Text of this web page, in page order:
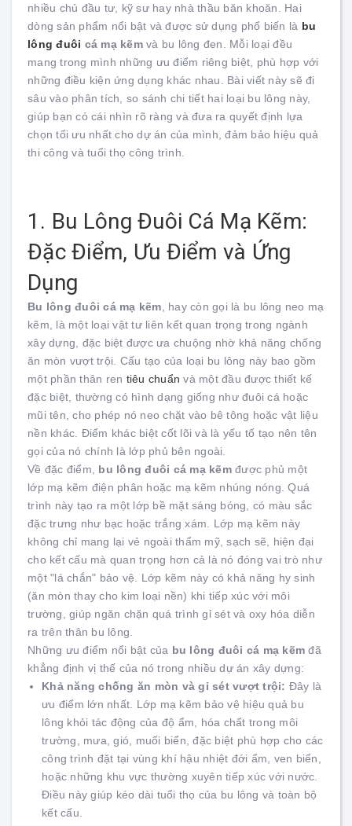
nhiều chủ đầu tư, kỹ sư hay nhà thầu băn khoăn. Hai
dòng sản phẩm nổi bật và được sử dụng phổ biến là bu
lông đuôi cá mạ kẽmvà bu lông đen. Mỗi loại đều
mang trong mình những ưu điểm riêng biệt, phù hợp với
những điều kiện ứng dụng khác nhau. Bài viết này sẽ đi
sâu vào phân tích, so sánh chi tiết hai loại bu lông này,
giúp bạn có cái nhìn rõ ràng và đưa ra quyết định lựa
chọn tối ưu nhất cho dự án của mình, đảm bảo hiệu quả
thi công và tuổi thọ công trình.
1. Bu Lông Đuôi Cá Mạ Kẽm:
Đặc Điểm, Ưu Điểm và Ứng
Dụng
Bu lông đuôi cá mạ kẽm , hay còn gọi là bu lông neo mạ
kẽm, là một loại vật tư liên kết quan trọng trong ngành
xây dựng, đặc biệt được ưa chuộng nhờ khả năng chống
ăn mòn vượt trội. Cấu tạo của loại bu lông này bao gồm
một phần thân ren tiêu chuẩn và một đầu được thiết kế
đặc biệt, thường có hình dạng giống như đuôi cá hoặc
mũi tên, cho phép nó neo chặt vào bê tông hoặc vật liệu
nền khác. Điểm khác biệt cốt lõi và là yếu tố tạo nên tên
gọi của nó chính là lớp phủ bên ngoài.
Về đặc điểm, bu lông đuôi cá mạ kẽmđược phủ một
lớp mạ kẽm điện phân hoặc mạ kẽm nhúng nóng. Quá
trình này tạo ra một lớp bề mặt sáng bóng, có màu sắc
đặc trưng như bạc hoặc trắng xám. Lớp mạ kẽm này
không chỉ mang lại vẻ ngoài thẩm mỹ, sạch sẽ, hiện đại
cho kết cấu mà quan trọng hơn cả là nó đóng vai trò như
một "lá chắn" bảo vệ. Lớp kẽm này có khả năng hy sinh
(ăn mòn thay cho kim loại nền) khi tiếp xúc với môi
trường, giúp ngăn chặn quá trình gỉ sét và oxy hóa diễn
ra trên thân bu lông.
Những ưu điểm nổi bật của bu lông đuôi cá mạ kẽm đã
khẳng định vị thế của nó trong nhiều dự án xây dựng:
Khả năng chống ăn mòn và gỉ sét vượt trội: Đây là
ưu điểm lớn nhất. Lớp mạ kẽm bảo vệ hiệu quả bu
lông khỏi tác động của độ ẩm, hóa chất trong môi
trường, mưa, gió, muối biển, đặc biệt phù hợp cho các
công trình đặt tại vùng khí hậu nhiệt đới ẩm, ven biển,
hoặc những khu vực thường xuyên tiếp xúc với nước.
Điều này giúp kéo dài tuổi thọ của bu lông và toàn bộ
kết cấu.